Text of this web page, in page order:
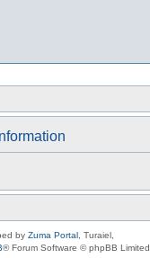
Information
by Zuma Portal , Turaiel,
® Forum Software © phpBB Limited